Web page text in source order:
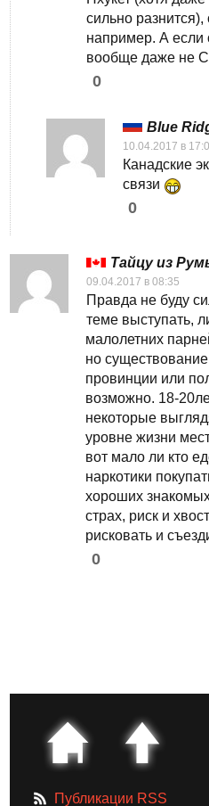
сильно
например. А если
вообще даже не
0
Blue
10.04.2017 в
Канадские
связи
0
Тайцу из
09.04.2017 в 08:35
Правда не буду
теме выступать,
малолетних
но
провинции или
возможно. 18-
некоторые
уровне жизни
вот мало ли кто
наркотики
хороших
страх, риск и
рисковать и
0
Публикации RSS